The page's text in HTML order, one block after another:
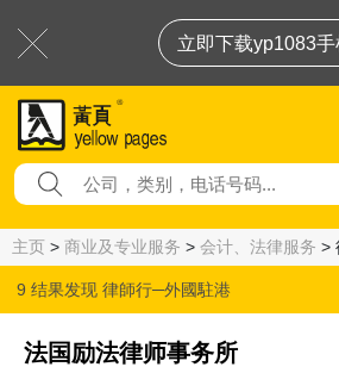
立即下载yp1083
主页 > 商业及专业服务 > 会计、法律服务 >
9 结果发现 律師行─外國駐港
法国励法律师事务所